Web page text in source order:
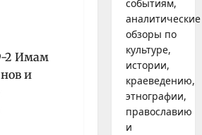
событиям,
аналитические
обзоры по
культуре,
истории,
краеведению,
этнографии,
православию
и